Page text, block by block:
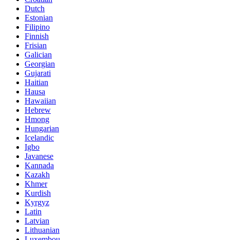
Dutch
Estonian
Filipino
Finnish
Frisian
Galician
Georgian
Gujarati
Haitian
Hausa
Hawaiian
Hebrew
Hmong
Hungarian
Icelandic
Igbo
Javanese
Kannada
Kazakh
Khmer
Kurdish
Kyrgyz
Latin
Latvian
Lithuanian